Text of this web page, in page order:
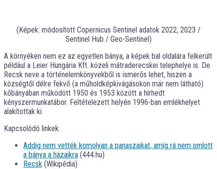
(Képek: módosított Copernicus Sentinel adatok 2022, 2023 /
Sentinel Hub / Geo-Sentinel)
A környéken nem ez az egyetlen bánya, a képek bal oldalára felkerült
például a Leier Hungária Kft. közeli mátraderecskei telephelye is. De
Recsk neve a történelemkönyvekből is ismerős lehet, hiszen a
községtől délre fekvő (a műholdképkivágásokon már nem látható)
kőbányában működött 1950 és 1953 között a hírhedt
kényszermunkatábor. Feltételezett helyén 1996-ban emlékhelyet
alakítottak ki.
Kapcsolódó linkek:
Addig nem vették komolyan a panaszaikat, amíg rá nem omlott
a bánya a házaikra (444.hu)
Recsk (Wikipédia)